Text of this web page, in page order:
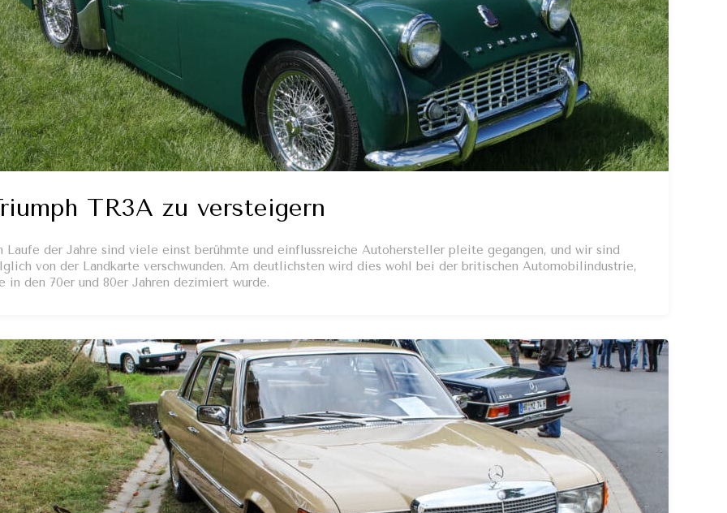
TR3A zu versteigern
Laufe der Jahre sind viele einst berühmte und einflussreiche Autohersteller pleite gegangen, und wir sind
von der Landkarte verschwunden. Am deutlichsten wird dies wohl bei der britischen Automobilindustrie,
in den 70er und 80er Jahren dezimiert wurde.